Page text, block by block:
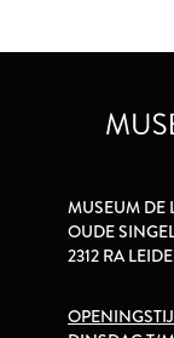
MUSEUM DE
OUDE
2312 RA